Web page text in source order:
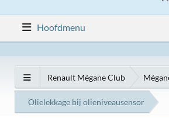
Hoofdmenu
Renault Mégane Club
Olielekkage bij olieniveausensor